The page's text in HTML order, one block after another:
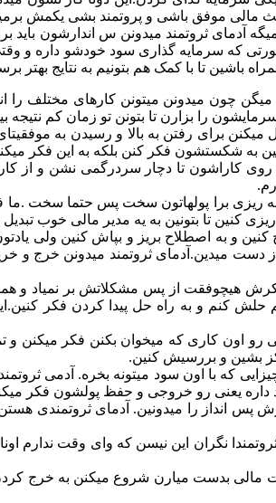
موفق باشی و پروتمند بشی یکمش
آدمای ثروتمند میدونن س اندارشون
که سرمایه گذاری سود خودشو داره و
باشین تا با کمک هم بتونیم به نتایج بهتر
میگن چون میدونن میتونن کارهای مختلف
سرمایشون را بزارن تا بتونن تو زمان کم
میکنن برای رفتن به بالا و رسیدن به
به شکستشون فکر کنن بلکه به این فکر
روی کاراشون تا دچار سردرگمی نشن و از
ریزی برا پولهاتون سخت پس حتما سخت
کنین تا بتونین به یه مدیر مالی خوب
و به اصطلاح بریز و بپاش کنین ولی
از دست میدین.آدمای ثروتمند میدونن خرج
هیچوفقت از پس مشکلاتش بر نمیاد و
کنم و به راه حل پیدا کردن فکر
رو اون کاری که میخوان بکنن فکر میکنن و
بشین و بررسیش کنین.
که با اون سود میتونه بخره. آدمی
داره یعنی رو خروجی و حفظ پولشون فکر
پس انداز را میدونین. آدمای ثروتمندی
نگران این نیسن که وای وقت ندارم
بدست میارن شروع میکنن به خرج کردن